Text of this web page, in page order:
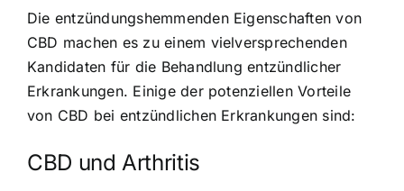
Die entzündungshemmenden Eigenschaften von
CBD machen es zu einem vielversprechenden
Kandidaten für die Behandlung entzündlicher
Erkrankungen. Einige der potenziellen Vorteile
von CBD bei entzündlichen Erkrankungen sind:
CBD und Arthritis